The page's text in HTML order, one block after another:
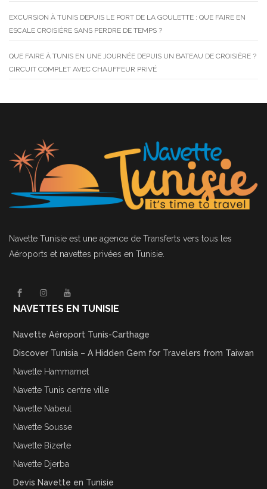
EXCURSION À TUNIS DEPUIS LE PORT DE LA GOULETTE : QUE FAIRE EN
ESCALE CROISIÈRE SANS PERDRE DE TEMPS ?
QUE FAIRE À TUNIS EN UNE JOURNÉE DEPUIS UN BATEAU DE CROISIÈRE ?
CIRCUIT COMPLET AVEC CHAUFFEUR PRIVÉ
Navette Tunisie est une agence de Transferts vers tous les
Aéroports et navettes privées en Tunisie.
NAVETTES EN TUNISIE
Navette Aéroport Tunis-Carthage
Discover Tunisia – A Hidden Gem for Travelers from Taiwan
Navette Hammamet
Navette Tunis centre ville
Navette Nabeul
Navette Sousse
Navette Bizerte
Navette Djerba
Devis Navette en Tunisie